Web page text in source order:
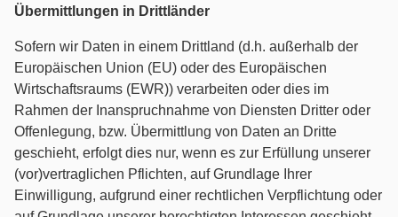
Übermittlungen in Drittländer
Sofern wir Daten in einem Drittland (d.h. außerhalb der
Europäischen Union (EU) oder des Europäischen
Wirtschaftsraums (EWR)) verarbeiten oder dies im
Rahmen der Inanspruchnahme von Diensten Dritter oder
Offenlegung, bzw. Übermittlung von Daten an Dritte
geschieht, erfolgt dies nur, wenn es zur Erfüllung unserer
(vor)vertraglichen Pflichten, auf Grundlage Ihrer
Einwilligung, aufgrund einer rechtlichen Verpflichtung oder